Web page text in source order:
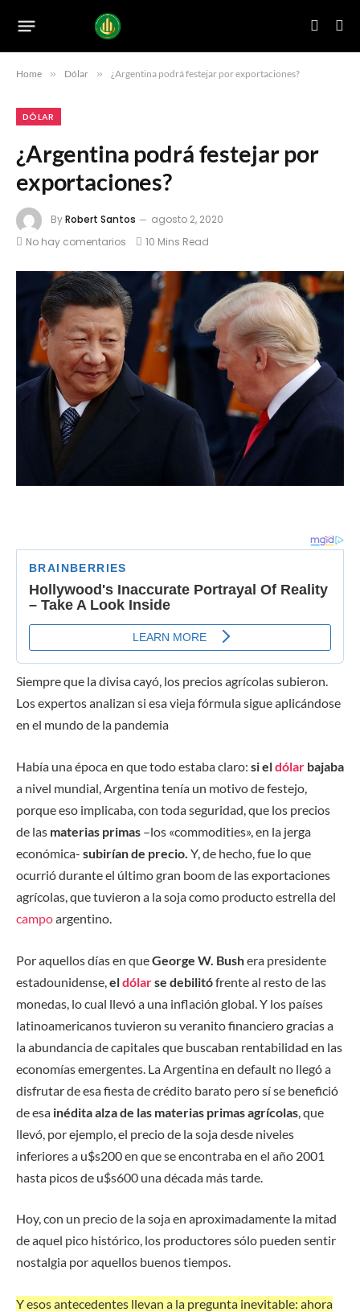
Home » Dólar » ¿Argentina podrá festejar por exportaciones?
DÓLAR
¿Argentina podrá festejar por
exportaciones?
ByRobert Santos
agosto 2, 2020
No hay comentarios
10 Mins Read
Siempre que la divisa cayó, los precios agrícolas subieron.
Los expertos analizan si esa vieja fórmula sigue aplicándose
en el mundo de la pandemia
Había una época en que todo estaba claro: si eldólar bajaba
a nivel mundial, Argentina tenía un motivo de festejo,
porque eso implicaba, con toda seguridad, que los precios
de las materias primas –los «commodities», en la jerga
económica- subirían de precio. Y, de hecho, fue lo que
ocurrió durante el último gran boom de las exportaciones
agrícolas, que tuvieron a la soja como producto estrella del
campoargentino.
Por aquellos días en queGeorge W. Bushera presidente
estadounidense, eldólarse debilitófrente al resto de las
monedas, lo cual llevó a una inflación global. Y los países
latinoamericanos tuvieron su veranito financiero gracias a
la abundancia de capitales que buscaban rentabilidad en las
economías emergentes. La Argentina en default no llegó a
disfrutar de esa fiesta de crédito barato pero sí se benefició
de esa inédita alza de las materias primas agrícolas , que
llevó, por ejemplo, el precio de la soja desde niveles
inferiores a u$s200 en que se encontraba en el año 2001
hasta picos de u$s600 una década más tarde.
Hoy, con un precio de la soja en aproximadamente la mitad
de aquel pico histórico, los productores sólo pueden sentir
nostalgia por aquellos buenos tiempos.
Y esos antecedentes llevan a la pregunta inevitable: ahora